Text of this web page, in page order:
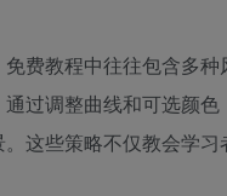
费教程中往往包含多
过调整曲线和可选颜
这些策略不仅教会学